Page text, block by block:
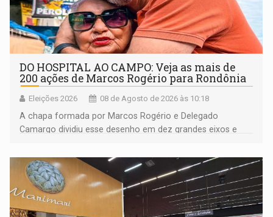
DO HOSPITAL AO CAMPO: Veja as mais de
200 ações de Marcos Rogério para Rondônia
Eleições 2026 08 de Agosto de 2026 às 10:18
A chapa formada por Marcos Rogério e Delegado
Camargo dividiu esse desenho em dez grandes eixos e